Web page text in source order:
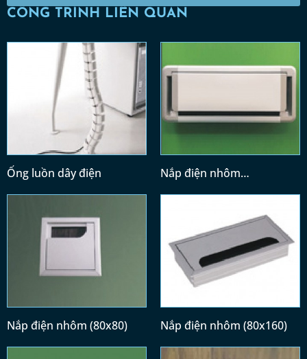
CÔNG TRÌNH LIÊN QUAN
Ống luồn dây điện
Nắp điện nhôm
Nắp điện nhôm (80x80) Nắp điện nhôm (80x160)